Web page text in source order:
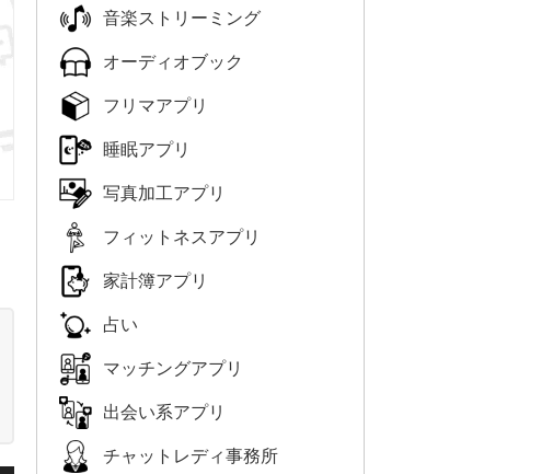
音楽ストリーミング
オーディオブック
フリマアプリ
睡眠アプリ
写真加工アプリ
フィットネスアプリ
家計簿アプリ
占い
マッチングアプリ
出会い系アプリ
チャットレディ事務所